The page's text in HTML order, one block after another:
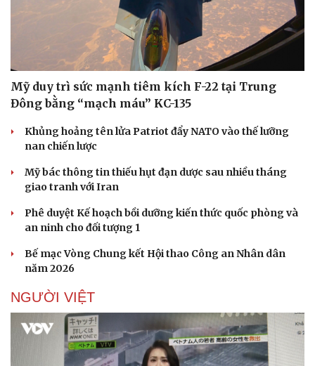
Doanh nghiệp
Thông tin doanh nghiệp
Doanh nghiệp 24h
Vì cộng đồng
Công nghệ
Sành điệu
Tin Công nghệ
Chuyển đổi số
Mỹ duy trì sức mạnh tiêm kích F-22 tại Trung
Đông bằng “mạch máu” KC-135
Khủng hoảng tên lửa Patriot đẩy NATO vào thế lưỡng
nan chiến lược
Mỹ bác thông tin thiếu hụt đạn dược sau nhiều tháng
giao tranh với Iran
Phê duyệt Kế hoạch bồi dưỡng kiến thức quốc phòng và
an ninh cho đối tượng 1
Bế mạc Vòng Chung kết Hội thao Công an Nhân dân
năm 2026
NGƯỜI VIỆT